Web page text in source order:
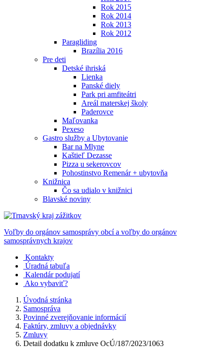
Rok 2015
Rok 2014
Rok 2013
Rok 2012
Paragliding
Brazília 2016
Pre deti
Detské ihriská
Lienka
Panské diely
Park pri amfiteátri
Areál materskej školy
Paderovce
Maľovanka
Pexeso
Gastro služby a Ubytovanie
Bar na Mlyne
Kaštieľ Dezasse
Pizza u sekerovcov
Pohostinstvo Remenár + ubytovňa
Knižnica
Čo sa udialo v knižnici
Blavské noviny
Voľby do orgánov samosprávy obcí a voľby do orgánov
samosprávnych krajov
Kontakty
Úradná tabuľa
Kalendár podujatí
Ako vybaviť?
Úvodná stránka
Samospráva
Povinné zverejňovanie informácií
Faktúry, zmluvy a objednávky
Zmluvy
Detail dodatku k zmluve OcÚ/187/2023/1063